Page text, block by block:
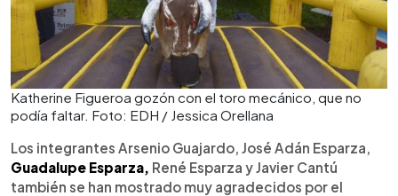
Katherine Figueroa gozón con el toro mecánico, que no
podía faltar. Foto: EDH / Jessica Orellana
Los integrantes Arsenio Guajardo, José Adán Esparza,
Guadalupe Esparza, René Esparza y Javier Cantú
también se han mostrado muy agradecidos por el